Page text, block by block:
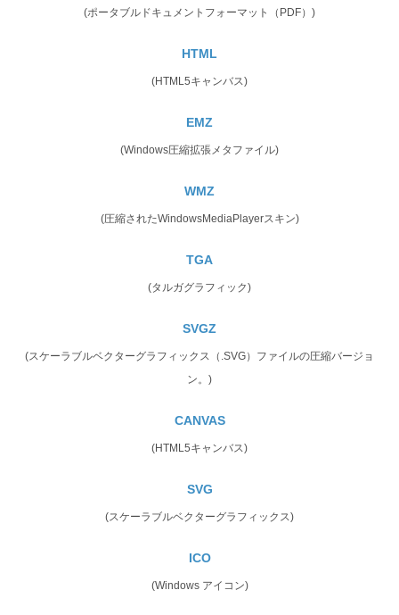
(ポータブルドキュメントフォーマット（PDF）)
HTML
(HTML5キャンバス)
EMZ
(Windows圧縮拡張メタファイル)
WMZ
(圧縮されたWindowsMediaPlayerスキン)
TGA
(タルガグラフィック)
SVGZ
(スケーラブルベクターグラフィックス（.SVG）ファイルの圧縮バージョ
ン。)
CANVAS
(HTML5キャンバス)
SVG
(スケーラブルベクターグラフィックス)
ICO
(Windows アイコン)